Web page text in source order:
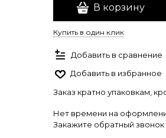
В корзину
Купить в один клик
Добавить в сравнение
Добавить в избранное
Заказ кратно упаковкам,
Нет времени на
Закажите обратный звонок